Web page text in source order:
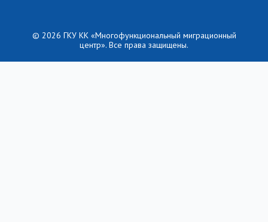
© 2026 ГКУ КК «Многофункциональный миграционный
центр». Все права защищены.